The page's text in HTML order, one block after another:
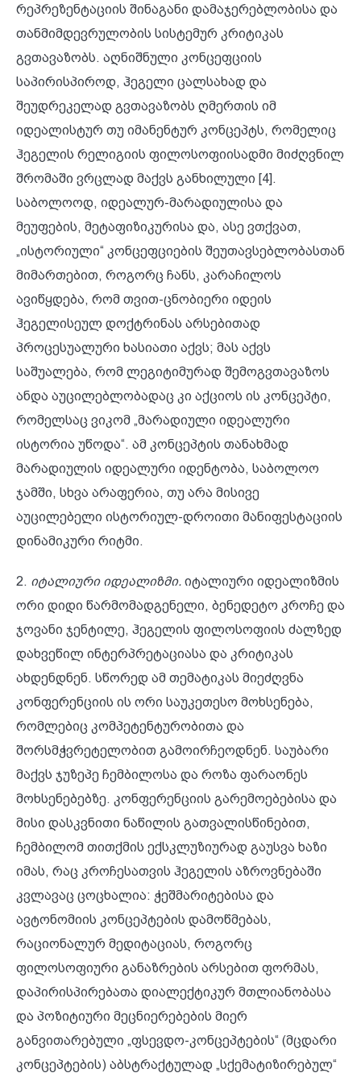
რეპრეზენტაციის შინაგანი დამაჯერებლობისა და
თანმიმდევრულობის სისტემურ კრიტიკას
გვთავაზობს. აღნიშნული კონცეფციის
საპირისპიროდ, ჰეგელი ცალსახად და
შეუდრეკელად გვთავაზობს ღმერთის იმ
იდეალისტურ თუ იმანენტურ კონცეპტს, რომელიც
ჰეგელის რელიგიის ფილოსოფიისადმი მიძღვნილ
შრომაში ვრცლად მაქვს განხილული [4].
საბოლოოდ, იდეალურ-მარადიულისა და
მეუფების, მეტაფიზიკურისა და, ასე ვთქვათ,
„ისტორიული“ კონცეფციების შეუთავსებლობასთან
მიმართებით, როგორც ჩანს, კარაჩილოს
ავიწყდება, რომ თვით-ცნობიერი იდეის
ჰეგელისეულ დოქტრინას არსებითად
პროცესუალური ხასიათი აქვს; მას აქვს
საშუალება, რომ ლეგიტიმურად შემოგვთავაზოს
ანდა აუცილებლობადაც კი აქციოს ის კონცეპტი,
რომელსაც ვიკომ „მარადიული იდეალური
ისტორია უწოდა“. ამ კონცეპტის თანახმად
მარადიულის იდეალური იდენტობა, საბოლოო
ჯამში, სხვა არაფერია, თუ არა მისივე
აუცილებელი ისტორიულ-დროითი მანიფესტაციის
დინამიკური რიტმი.
2. იტალიური იდეალიზმი. იტალიური იდეალიზმის
ორი დიდი წარმომადგენელი, ბენედეტო კროჩე და
ჯოვანი ჯენტილე, ჰეგელის ფილოსოფიის ძალზედ
დახვეწილ ინტერპრეტაციასა და კრიტიკას
ახდენდნენ. სწორედ ამ თემატიკას მიეძღვნა
კონფერენციის ის ორი საუკეთესო მოხსენება,
რომლებიც კომპეტენტურობითა და
შორსმჭვრეტელობით გამოირჩეოდნენ. საუბარი
მაქვს ჯუზეპე ჩემბილოსა და როზა ფარაონეს
მოხსენებებზე. კონფერენციის გარემოებებისა და
მისი დასკვნითი ნაწილის გათვალისწინებით,
ჩემბილომ თითქმის ექსკლუზიურად გაუსვა ხაზი
იმას, რაც კროჩესათვის ჰეგელის აზროვნებაში
კვლავაც ცოცხალია: ჭეშმარიტებისა და
ავტონომიის კონცეპტების დამოწმებას,
რაციონალურ მედიტაციას, როგორც
ფილოსოფიური განაზრების არსებით ფორმას,
დაპირისპირებათა დიალექტიკურ მთლიანობასა
და პოზიტიური მეცნიერებების მიერ
განვითარებული „ფსევდო-კონცეპტების“ (მცდარი
კონცეპტების) აბსტრაქტულად „სქემატიზირებულ“